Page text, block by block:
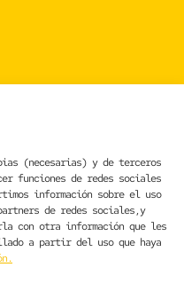
(necesarias) y de terceros
funciones de redes sociales
información sobre el uso
de redes sociales,y
con otra información que les
a partir del uso que haya